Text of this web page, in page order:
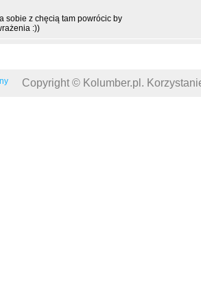
sobie z chęcią tam powrócic by
:))
Copyright © Kolumber.pl.